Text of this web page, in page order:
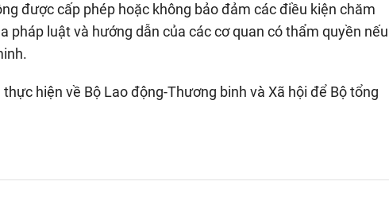
được cấp phép hoặc không bảo đảm các điều kiện chăm
pháp luật và hướng dẫn của các cơ quan có thẩm quyền nếu
hiện về Bộ Lao động-Thương binh và Xã hội để Bộ tổng